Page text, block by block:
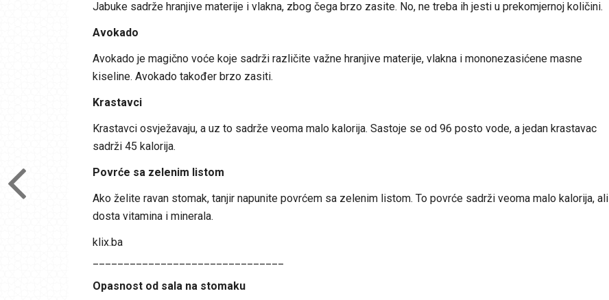
Jabuke sadrže hranjive materije i vlakna, zbog čega brzo zasite. No, ne treba ih jesti u prekomjernoj količini.
Avokado
Avokado je magično voće koje sadrži različite važne hranjive materije, vlakna i mononezasićene masne
kiseline. Avokado također brzo zasiti.
Krastavci
Krastavci osvježavaju, a uz to sadrže veoma malo kalorija. Sastoje se od 96 posto vode, a jedan krastavac
sadrži 45 kalorija.
Povrće sa zelenim listom
Ako želite ravan stomak, tanjir napunite povrćem sa zelenim listom. To povrće sadrži veoma malo kalorija, ali
dosta vitamina i minerala.
klix.ba
Opasnost od sala na stomaku